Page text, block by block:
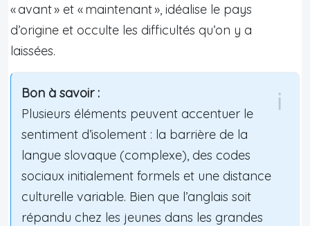
« avant » et « maintenant », idéalise le pays
d’origine et occulte les difficultés qu’on y a
laissées.
Bon à savoir :
Plusieurs éléments peuvent accentuer le
sentiment d’isolement : la barrière de la
langue slovaque (complexe), des codes
sociaux initialement formels et une distance
culturelle variable. Bien que l’anglais soit
répandu chez les jeunes dans les grandes